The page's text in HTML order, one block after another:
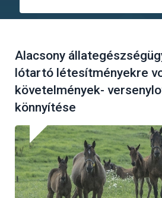
Alacsony
lótartó létesítményekre
követelmények-
könnyítése